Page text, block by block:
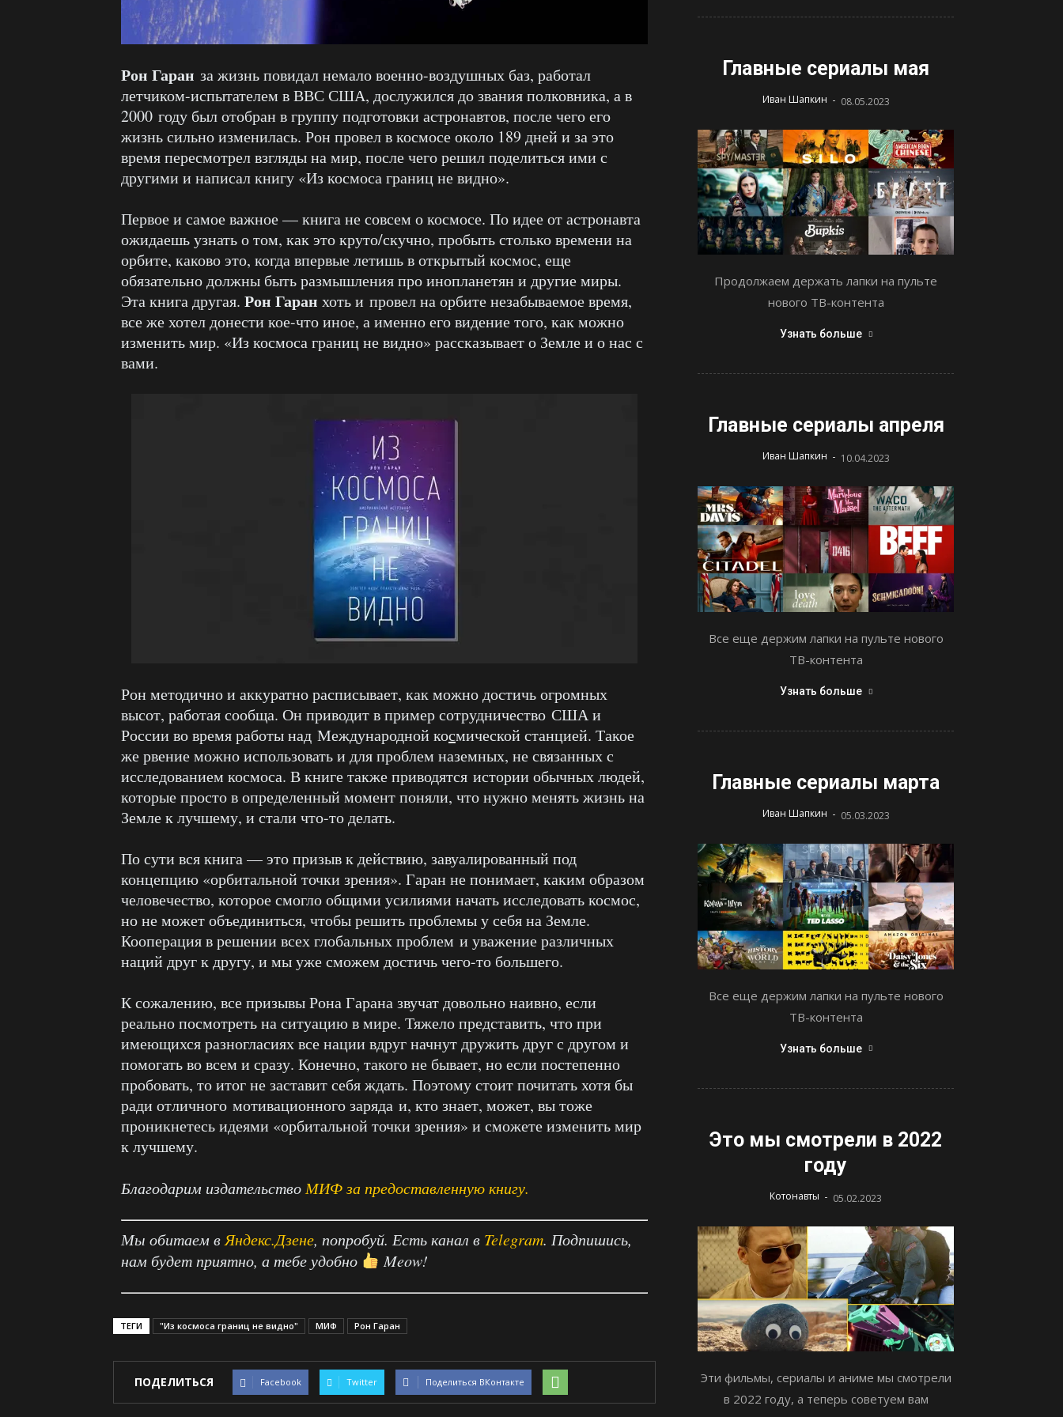
Рон Гаран за жизнь повидал немало военно-воздушных баз, работал
летчиком-испытателем в ВВС США, дослужился до звания полковника, а в
2000 году был отобран в группу подготовки астронавтов, после чего его
жизнь сильно изменилась. Рон провел в космосе около 189 дней и за это
время пересмотрел взгляды на мир, после чего решил поделиться ими с
другими и написал книгу «Из космоса границ не видно».
Первое и самое важное — книга не совсем о космосе. По идее от астронавта
ожидаешь узнать о том, как это круто/скучно, пробыть столько времени на
орбите, каково это, когда впервые летишь в открытый космос, еще
обязательно должны быть размышления про инопланетян и другие миры.
Эта книга другая. Рон Гаран хоть и провел на орбите незабываемое время,
все же хотел донести кое-что иное, а именно его видение того, как можно
изменить мир. «Из космоса границ не видно» рассказывает о Земле и о нас с
вами.
Рон методично и аккуратно расписывает, как можно достичь огромных
высот, работая сообща. Он приводит в пример сотрудничество США и
России во время работы над Международной космической станцией. Такое
же рвение можно использовать и для проблем наземных, не связанных с
исследованием космоса. В книге также приводятся истории обычных людей,
которые просто в определенный момент поняли, что нужно менять жизнь на
Земле к лучшему, и стали что-то делать.
По сути вся книга — это призыв к действию, завуалированный под
концепцию «орбитальной точки зрения». Гаран не понимает, каким образом
человечество, которое смогло общими усилиями начать исследовать космос,
но не может объединиться, чтобы решить проблемы у себя на Земле.
Кооперация в решении всех глобальных проблем и уважение различных
наций друг к другу, и мы уже сможем достичь чего-то большего.
К сожалению, все призывы Рона Гарана звучат довольно наивно, если
реально посмотреть на ситуацию в мире. Тяжело представить, что при
имеющихся разногласиях все нации вдруг начнут дружить друг с другом и
помогать во всем и сразу. Конечно, такого не бывает, но если постепенно
пробовать, то итог не заставит себя ждать. Поэтому стоит почитать хотя бы
ради отличного мотивационного заряда и, кто знает, может, вы тоже
проникнетесь идеями «орбитальной точки зрения» и сможете изменить мир
к лучшему.
Благодарим издательство МИФ за предоставленную книгу.
Мы обитаем в Яндекс.Дзене, попробуй. Есть канал в Telegram. Подпишись,
нам будет приятно, а тебе удобно
Meow!
ТЕГИ "Из космоса границ не видно" МИФ Рон Гаран
ПОДЕЛИТЬСЯ Facebook Twitter Поделиться ВКонтакте
Главные сериалы мая
Иван Шапкин - 08.05.2023
Продолжаем держать лапки на пульте
нового ТВ-контента
Узнать больше
Главные сериалы апреля
Иван Шапкин - 10.04.2023
Все еще держим лапки на пульте нового
ТВ-контента
Узнать больше
Главные сериалы марта
Иван Шапкин - 05.03.2023
Все еще держим лапки на пульте нового
ТВ-контента
Узнать больше
Это мы смотрели в 2022
году
Котонавты - 05.02.2023
Эти фильмы, сериалы и аниме мы смотрели
в 2022 году, а теперь советуем вам